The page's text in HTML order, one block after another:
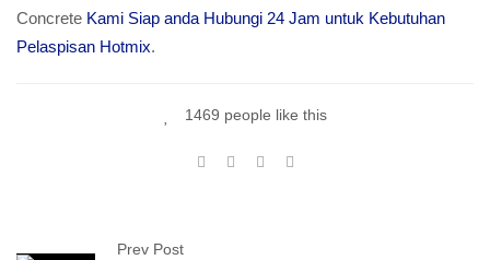
Concrete Kami Siap anda Hubungi 24 Jam untuk Kebutuhan
Pelaspisan Hotmix.
1469 people like this
Prev Post